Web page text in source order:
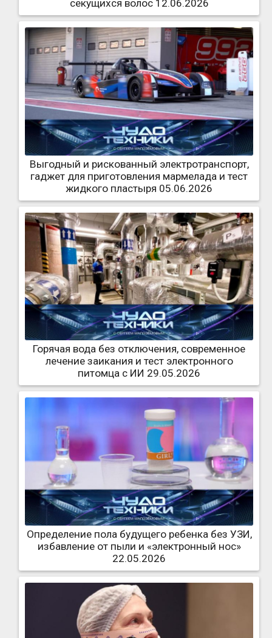
секущихся волос 12.06.2026
Выгодный и рискованный электротранспорт,
гаджет для приготовления мармелада и тест
жидкого пластыря 05.06.2026
Горячая вода без отключения, современное
лечение заикания и тест электронного
питомца с ИИ 29.05.2026
Определение пола будущего ребенка без УЗИ,
избавление от пыли и «электронный нос»
22.05.2026